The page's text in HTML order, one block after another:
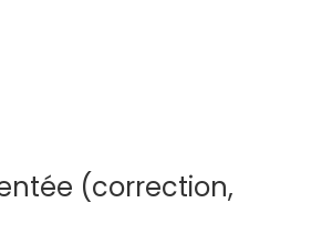
(correction,